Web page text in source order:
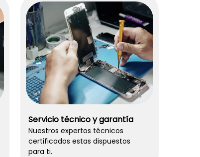
Servicio técnico y garantía
Nuestros expertos técnicos
certificados estas dispuestos
para ti.